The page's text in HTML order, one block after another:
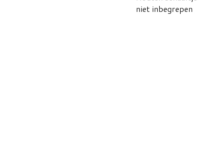
niet inbegrepen